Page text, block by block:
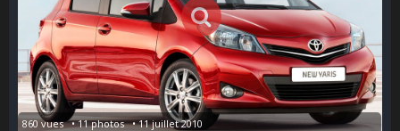
860 vues   • 11 photos   • 11 juillet 2010